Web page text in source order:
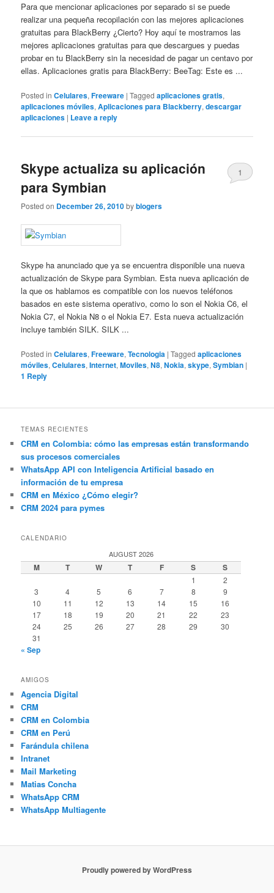
Para que mencionar aplicaciones por separado si se puede
realizar una pequeña recopilación con las mejores aplicaciones
gratuitas para BlackBerry ¿Cierto? Hoy aquí te mostramos las
mejores aplicaciones gratuitas para que descargues y puedas
probar en tu BlackBerry sin la necesidad de pagar un centavo por
ellas. Aplicaciones gratis para BlackBerry: BeeTag: Este es ...
Posted in Celulares,Freeware |Tagged aplicaciones gratis,
aplicaciones móviles,Aplicaciones para Blackberry,descargar
aplicaciones | Leave a reply
Skype actualiza su aplicación
para Symbian
Posted on December 26, 2010byblogers
1
Skype ha anunciado que ya se encuentra disponible una nueva
actualización de Skype para Symbian. Esta nueva aplicación de
la que os hablamos es compatible con los nuevos teléfonos
basados en este sistema operativo, como lo son el Nokia C6, el
Nokia C7, el Nokia N8 o el Nokia E7. Esta nueva actualización
incluye también SILK. SILK ...
Posted in Celulares,Freeware,Tecnologia |Tagged aplicaciones
móviles,Celulares,Internet,Moviles,N8,Nokia,skype,Symbian |
1 Reply
TEMAS RECIENTES
CRM en Colombia: cómo las empresas están transformando
sus procesos comerciales
WhatsApp API con Inteligencia Artificial basado en
información de tu empresa
CRM en México ¿Cómo elegir?
CRM 2024 para pymes
CALENDARIO
AUGUST 2026
M T W T F S S
1
2
3
4 5 6 7 8
9
10
11 12 13 14 15
16
17
18 19 20 21 22
23
24
25 26 27 28 29
30
31
« Sep
AMIGOS
Agencia Digital
CRM
CRM en Colombia
CRM en Perú
Farándula chilena
Intranet
Mail Marketing
Matias Concha
WhatsApp CRM
WhatsApp Multiagente
Proudly powered by WordPress